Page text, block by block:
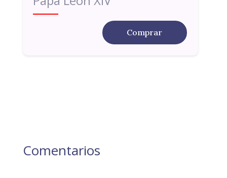
Comprar
Comentarios